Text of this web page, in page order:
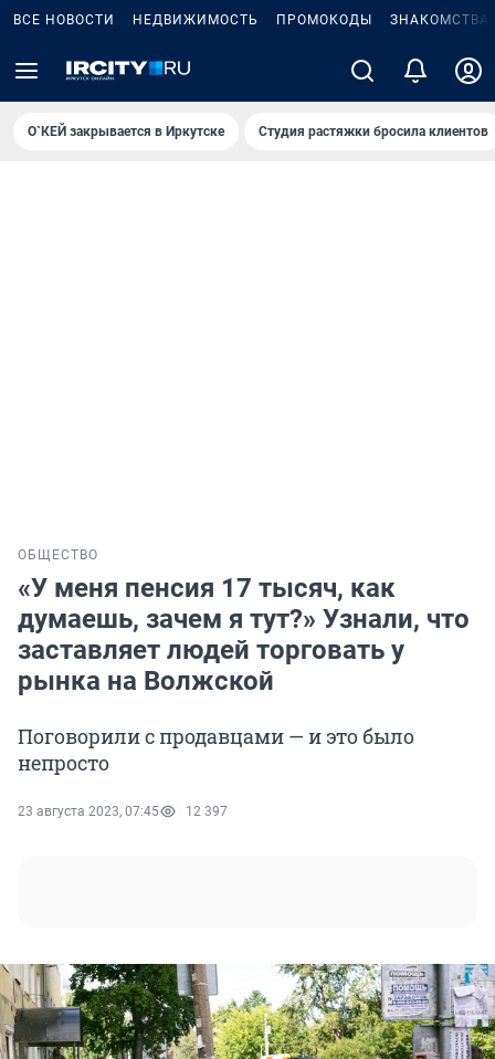
ВСЕ НОВОСТИ НЕДВИЖИМОСТЬ ПРОМОКОДЫ ЗНАКОМСТВА
О`КЕЙ закрывается в Иркутске Студия растяжки бросила клиентов
ОБЩЕСТВО
«У меня пенсия 17 тысяч, как
думаешь, зачем я тут?» Узнали, что
заставляет людей торговать у
рынка на Волжской
Поговорили с продавцами — и это было
непросто
23 августа 2023, 07:45 12 397